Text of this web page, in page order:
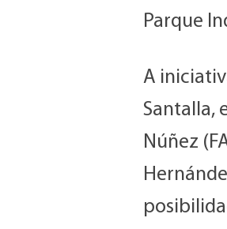
Parque
A
Santalla,
Núñez